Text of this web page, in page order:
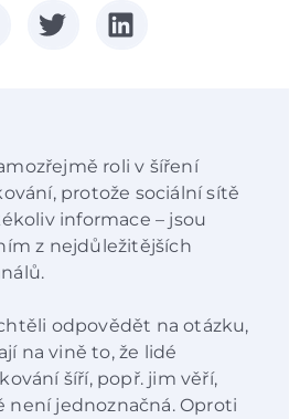
roli v šíření
protože sociální sítě
informace – jsou
z nejdůležitějších
odpovědět na otázku,
na vině to, že lidé
šíří, popř. jim věří,
není jednoznačná. Oproti